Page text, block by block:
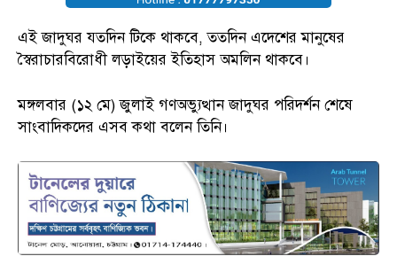
এই জাদুঘর যতদিন টিকে থাকবে, ততদিন এদেশের মানুষের
স্বৈরাচারবিরোধী লড়াইয়ের ইতিহাস অমলিন থাকবে।
মঙ্গলবার (১২ মে) জুলাই গণঅভ্যুত্থান জাদুঘর পরিদর্শন শেষে
সাংবাদিকদের এসব কথা বলেন তিনি।